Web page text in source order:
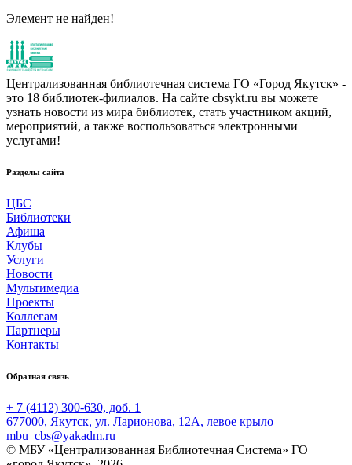
Элемент не найден!
Централизованная библиотечная система ГО «Город Якутск» -
это 18 библиотек-филиалов. На сайте cbsykt.ru вы можете
узнать новости из мира библиотек, стать участником акций,
мероприятий, а также воспользоваться электронными
услугами!
Разделы сайта
ЦБС
Библиотеки
Афиша
Клубы
Услуги
Новости
Мультимедиа
Проекты
Коллегам
Партнеры
Контакты
Обратная связь
+ 7 (4112) 300-630, доб. 1
677000, Якутск, ул. Ларионова, 12А, левое крыло
mbu_cbs@yakadm.ru
© МБУ «Централизованная Библиотечная Система» ГО